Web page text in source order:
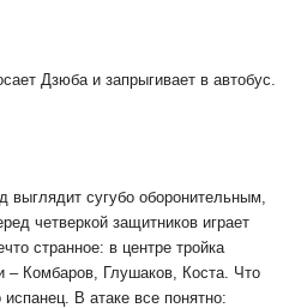
Дзюба и запрыгивает в автобус.
выглядит сугубо оборонительным,
четверкой защитников играет
странное: в центре тройка
– Комбаров, Глушаков, Коста. Что
В атаке все понятно: